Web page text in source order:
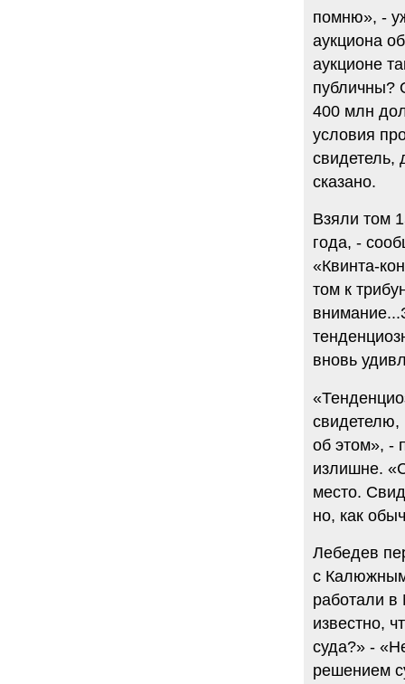
помню», -
аукциона
аукционе
публичны?
400 млн
условия
свидетель,
сказано.
Взяли том
года, -
«Квинта-
том к
вновь
свидетелю,
об этом», -
излишне.
место.
но, как
Лебедев
с
работали
известно,
суда?» -
решением